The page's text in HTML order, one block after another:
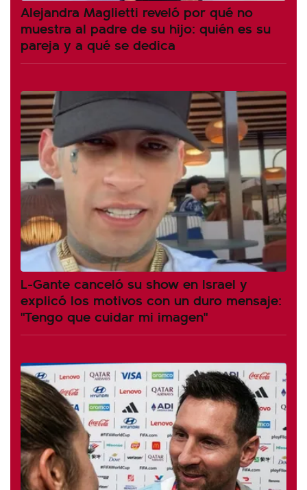
Alejandra Maglietti reveló por qué no
muestra al padre de su hijo: quién es su
pareja y a qué se dedica
L-Gante canceló su show en Israel y
explicó los motivos con un duro mensaje:
"Tengo que cuidar mi imagen"